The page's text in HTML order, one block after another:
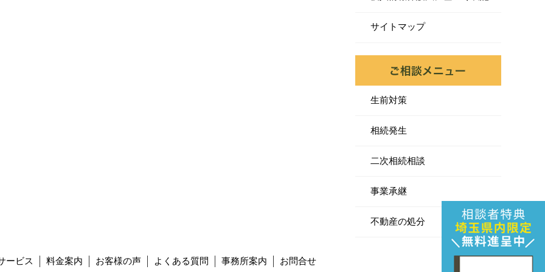
サイトマップ
生前対策
相続発生
二次相続相談
事業承継
不動産の処分
ービス 料金案内 お客様の声 よくある質問 事務所案内 お問合せ